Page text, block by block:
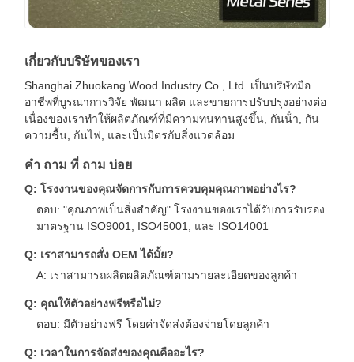
เกี่ยวกับบริษัทของเรา
Shanghai Zhuokang Wood Industry Co., Ltd. เป็นบริษัทมือ
อาชีพที่บูรณาการวิจัย พัฒนา ผลิต และขายการปรับปรุงอย่างต่อ
เนื่องของเราทําให้ผลิตภัณฑ์ที่มีความทนทานสูงขึ้น, กันน้ํา, กัน
ความชื้น, กันไฟ, และเป็นมิตรกับสิ่งแวดล้อม
คํา ถาม ที่ ถาม บ่อย
Q: โรงงานของคุณจัดการกับการควบคุมคุณภาพอย่างไร?
ตอบ: "คุณภาพเป็นสิ่งสําคัญ" โรงงานของเราได้รับการรับรอง
มาตรฐาน ISO9001, ISO45001, และ ISO14001
Q: เราสามารถสั่ง OEM ได้มั้ย?
A: เราสามารถผลิตผลิตภัณฑ์ตามรายละเอียดของลูกค้า
Q: คุณให้ตัวอย่างฟรีหรือไม่?
ตอบ: มีตัวอย่างฟรี โดยค่าจัดส่งต้องจ่ายโดยลูกค้า
Q: เวลาในการจัดส่งของคุณคืออะไร?